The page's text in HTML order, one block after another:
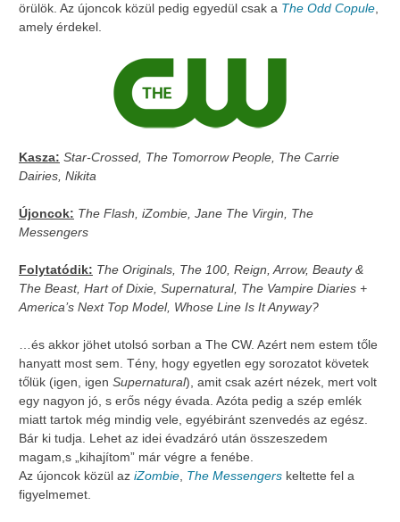
örülök. Az újoncok közül pedig egyedül csak a The Odd Copule,
amely érdekel.
Kasza: Star-Crossed, The Tomorrow People, The Carrie
Dairies, Nikita
Újoncok: The Flash, iZombie, Jane The Virgin, The
Messengers
Folytatódik: The Originals, The 100, Reign, Arrow, Beauty &
The Beast, Hart of Dixie, Supernatural, The Vampire Diaries +
America’s Next Top Model, Whose Line Is It Anyway?
…és akkor jöhet utolsó sorban a The CW. Azért nem estem tőle
hanyatt most sem. Tény, hogy egyetlen egy sorozatot követek
tőlük (igen, igen Supernatural), amit csak azért nézek, mert volt
egy nagyon jó, s erős négy évada. Azóta pedig a szép emlék
miatt tartok még mindig vele, egyébiránt szenvedés az egész.
Bár ki tudja. Lehet az idei évadzáró után összeszedem
magam,s „kihajítom” már végre a fenébe.
Az újoncok közül az iZombie, The Messengers keltette fel a
figyelmemet.